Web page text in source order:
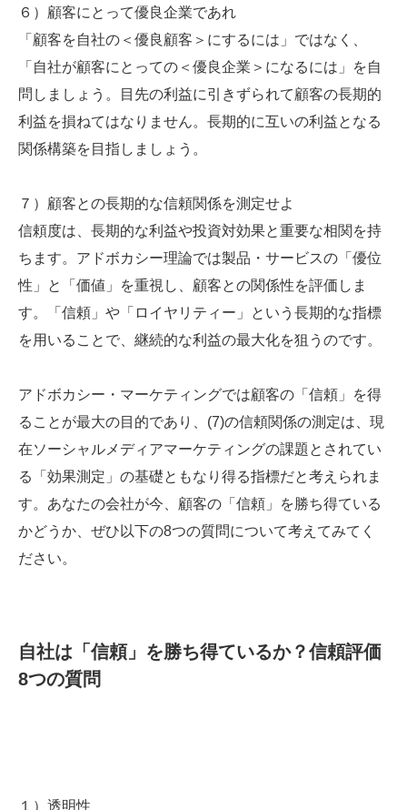
６）顧客にとって優良企業であれ
「顧客を自社の＜優良顧客＞にするには」ではなく、
「自社が顧客にとっての＜優良企業＞になるには」を自
問しましょう。目先の利益に引きずられて顧客の長期的
利益を損ねてはなりません。長期的に互いの利益となる
関係構築を目指しましょう。
７）顧客との長期的な信頼関係を測定せよ
信頼度は、長期的な利益や投資対効果と重要な相関を持
ちます。アドボカシー理論では製品・サービスの「優位
性」と「価値」を重視し、顧客との関係性を評価しま
す。「信頼」や「ロイヤリティー」という長期的な指標
を用いることで、継続的な利益の最大化を狙うのです。
アドボカシー・マーケティングでは顧客の「信頼」を得
ることが最大の目的であり、(7)の信頼関係の測定は、現
在ソーシャルメディアマーケティングの課題とされてい
る「効果測定」の基礎ともなり得る指標だと考えられま
す。あなたの会社が今、顧客の「信頼」を勝ち得ている
かどうか、ぜひ以下の8つの質問について考えてみてく
ださい。
自社は「信頼」を勝ち得ているか？信頼評価
8つの質問
１）透明性